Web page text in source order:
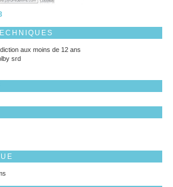
aux moins de 12 ans
srd